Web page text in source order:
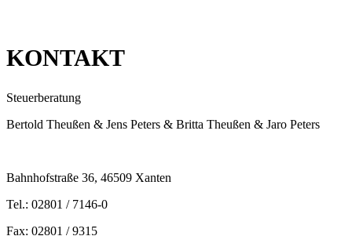
KONTAKT
Steuerberatung
Bertold Theußen & Jens Peters & Britta Theußen & Jaro Peters
Bahnhofstraße 36, 46509 Xanten
Tel.: 02801 / 7146-0
Fax: 02801 / 9315